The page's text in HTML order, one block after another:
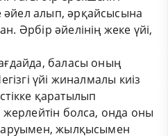
алып, әрқайсысына
Әрбір әйелінің жеке үйі,
баласы оның
үйі жиналмалы киіз
қаратылып
жерлейтін болса, онда оны
жылқысымен